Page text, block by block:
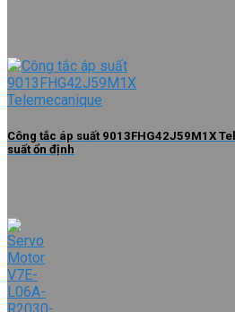
Công tắc áp suất 9013FHG42J59M1X
suất ổn định